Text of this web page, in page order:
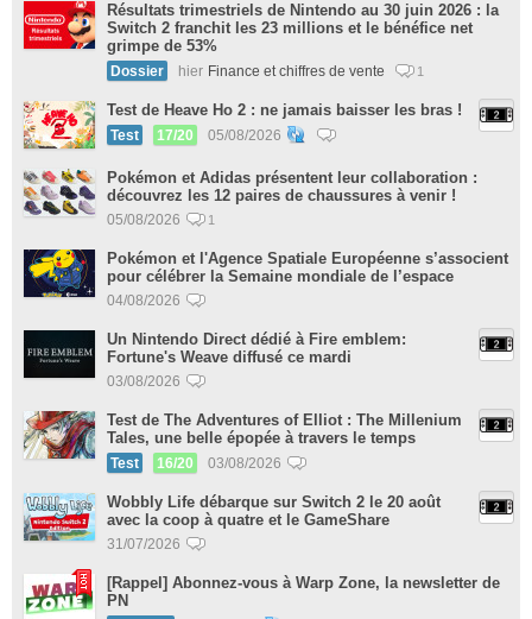
Résultats trimestriels de Nintendo au 30 juin 2026 : la
Switch 2 franchit les 23 millions et le bénéfice net
grimpe de 53%
Dossier hier Finance et chiffres de vente 1
Test de Heave Ho 2 : ne jamais baisser les bras !
Test 17/20 05/08/2026
Pokémon et Adidas présentent leur collaboration :
découvrez les 12 paires de chaussures à venir !
05/08/2026 1
Pokémon et l'Agence Spatiale Européenne s’associent
pour célébrer la Semaine mondiale de l’espace
04/08/2026
Un Nintendo Direct dédié à Fire emblem:
Fortune's Weave diffusé ce mardi
03/08/2026
Test de The Adventures of Elliot : The Millenium
Tales, une belle épopée à travers le temps
Test 16/20 03/08/2026
Wobbly Life débarque sur Switch 2 le 20 août
avec la coop à quatre et le GameShare
31/07/2026
[Rappel] Abonnez-vous à Warp Zone, la newsletter de
PN